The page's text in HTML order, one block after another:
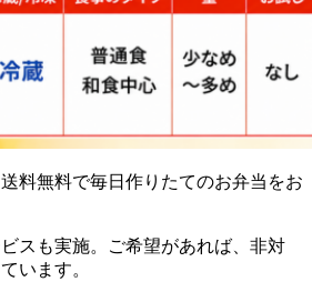
料無料で毎日作りたてのお弁当をお
スも実施。ご希望があれば、非対
います。